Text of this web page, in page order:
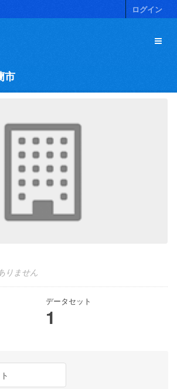
ログイン
市
りません
データセット
1